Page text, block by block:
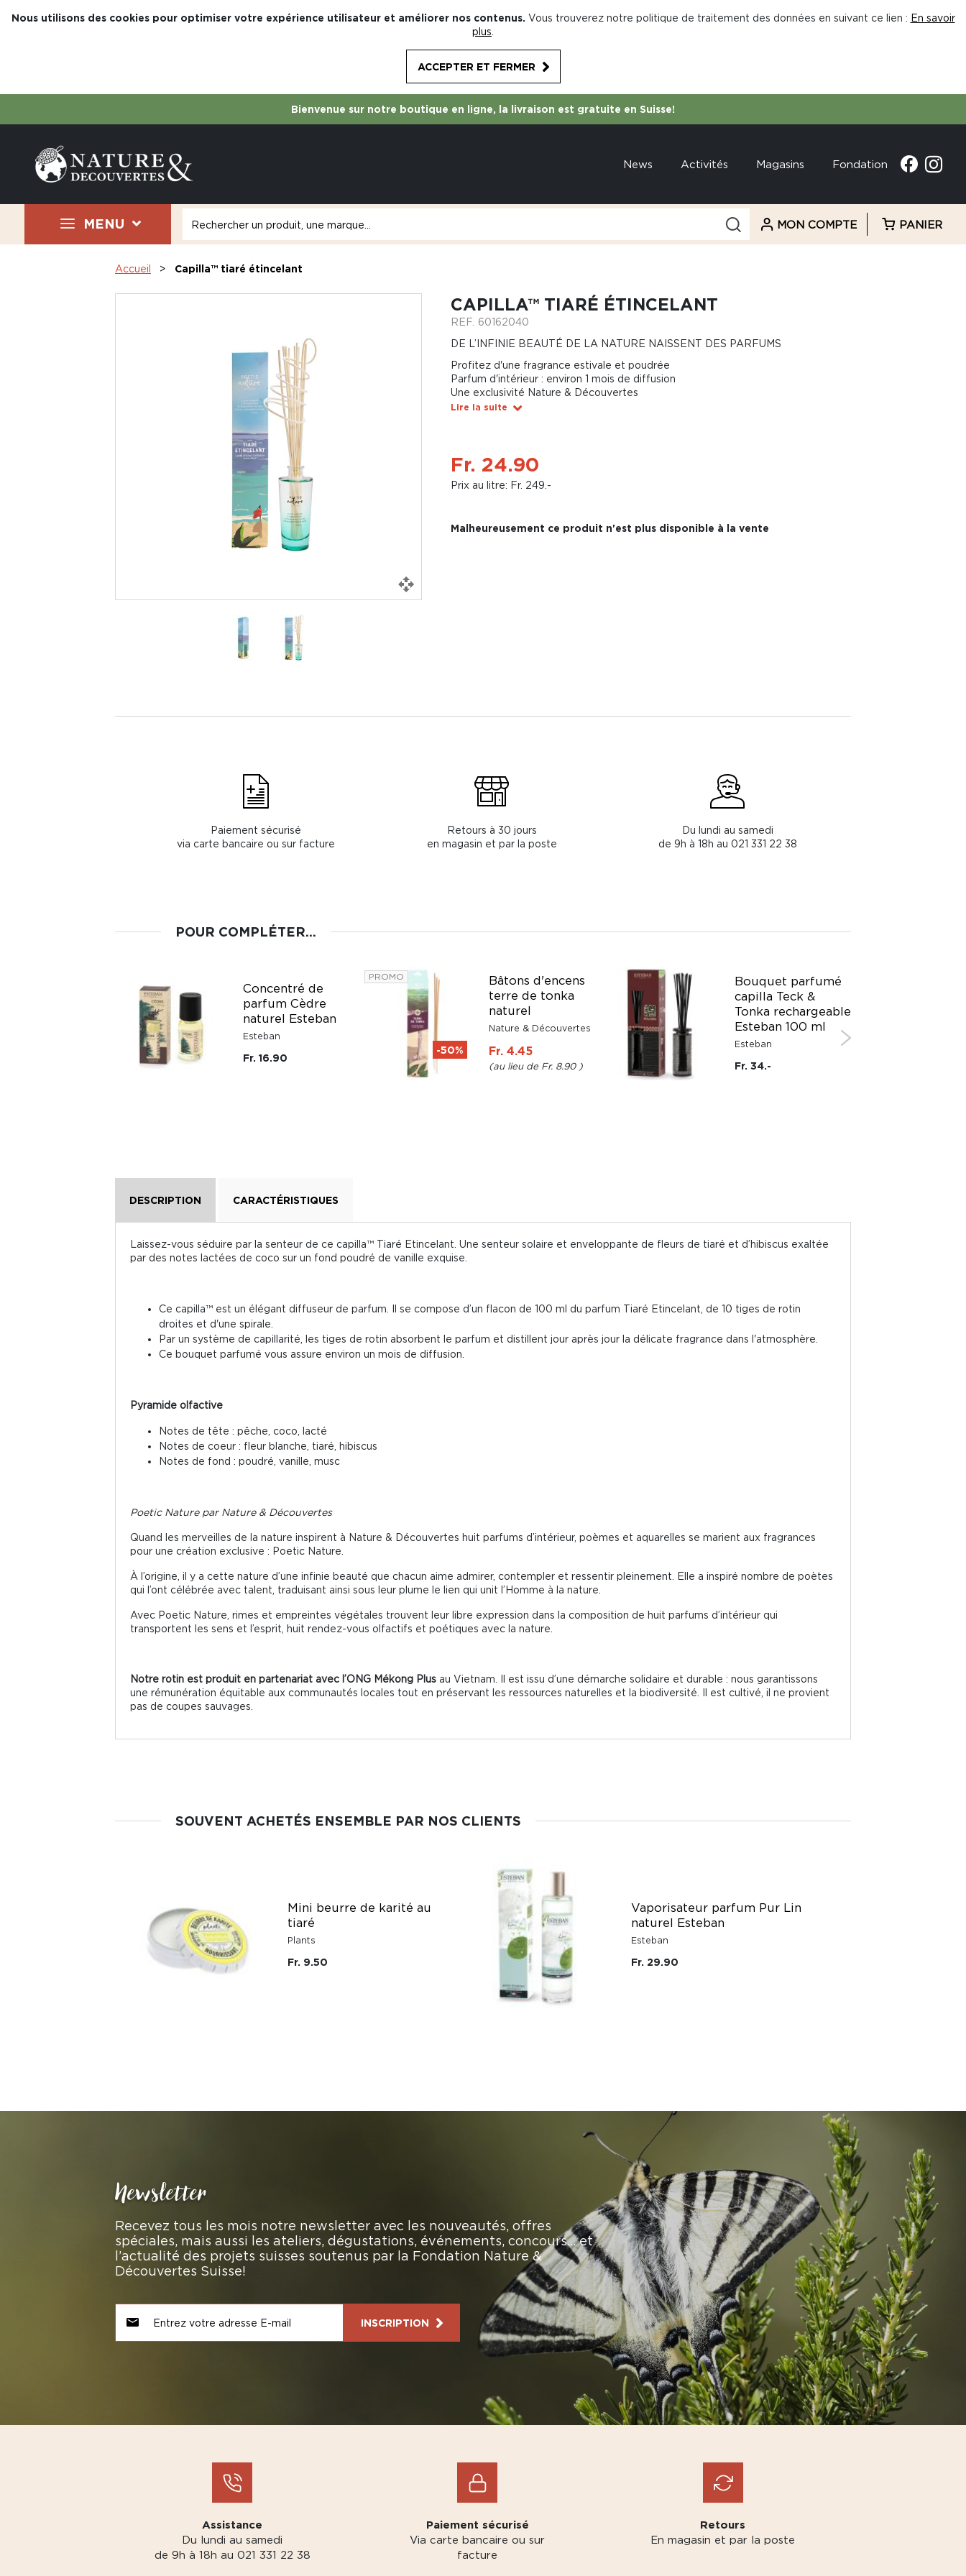
Nous utilisons des cookies pour optimiser votre expérience utilisateur et améliorer nos contenus. Vous trouverez notre politique de traitement des données en suivant ce lien : En savoir
plus
ACCEPTER ET FERMER
Bienvenue sur notre boutique en ligne, la livraison est gratuite en Suisse!
News Activités Magasins Fondation
MENU MON COMPTE PANIER
Accueil Capilla™ tiaré étincelant
CAPILLA™ TIARÉ ÉTINCELANT
REF. 60162040
DE L’INFINIE BEAUTÉ DE LA NATURE NAISSENT DES PARFUMS
Profitez d'une fragrance estivale et poudrée
Parfum d'intérieur : environ 1 mois de diffusion
Une exclusivité Nature & Découvertes
Lire la suite
Fr. 24.90
Prix au litre: Fr. 249.-
Malheureusement ce produit n'est plus disponible à la vente
Paiement sécurisé
via carte bancaire ou sur facture
Retours à 30 jours
en magasin et par la poste
Du lundi au samedi
de 9h à 18h au 021 331 22 38
POUR COMPLÉTER...
Concentré de
parfum Cèdre
naturel Esteban
Esteban
Fr. 16.90
PROMO
Bâtons d'encens
terre de tonka
naturel
Nature & Découvertes
Fr. 4.45
Fr. 8.90
-50%
Bouquet parfumé
capilla Teck &
Tonka rechargeable
Esteban 100 ml
Esteban
Fr. 34.-
DESCRIPTION CARACTÉRISTIQUES
Laissez-vous séduire par la senteur de ce capilla™ Tiaré Etincelant. Une senteur solaire et enveloppante de fleurs de tiaré et d’hibiscus exaltée
par des notes lactées de coco sur un fond poudré de vanille exquise.
Ce capilla™ est un élégant diffuseur de parfum. Il se compose d’un flacon de 100 ml du parfum Tiaré Etincelant, de 10 tiges de rotin
droites et d'une spirale.
Par un système de capillarité, les tiges de rotin absorbent le parfum et distillent jour après jour la délicate fragrance dans l'atmosphère.
Ce bouquet parfumé vous assure environ un mois de diffusion.
Pyramide olfactive
Notes de tête : pêche, coco, lacté
Notes de coeur : fleur blanche, tiaré, hibiscus
Notes de fond : poudré, vanille, musc
Poetic Nature par Nature & Découvertes
Quand les merveilles de la nature inspirent à Nature & Découvertes huit parfums d’intérieur, poèmes et aquarelles se marient aux fragrances
pour une création exclusive : Poetic Nature.
À l’origine, il y a cette nature d’une infinie beauté que chacun aime admirer, contempler et ressentir pleinement. Elle a inspiré nombre de poètes
qui l’ont célébrée avec talent, traduisant ainsi sous leur plume le lien qui unit l’Homme à la nature.
Avec Poetic Nature, rimes et empreintes végétales trouvent leur libre expression dans la composition de huit parfums d’intérieur qui
transportent les sens et l’esprit, huit rendez-vous olfactifs et poétiques avec la nature.
Notre rotin est produit en partenariat avec l’ONG Mékong Plus au Vietnam. Il est issu d’une démarche solidaire et durable : nous garantissons
une rémunération équitable aux communautés locales tout en préservant les ressources naturelles et la biodiversité. Il est cultivé, il ne provient
pas de coupes sauvages.
SOUVENT ACHETÉS ENSEMBLE PAR NOS CLIENTS
Mini beurre de karité au
tiaré
Plants
Fr. 9.50
Vaporisateur parfum Pur Lin
naturel Esteban
Esteban
Fr. 29.90
Newsletter
Recevez tous les mois notre newsletter avec les nouveautés, offres
spéciales, mais aussi les ateliers, dégustations, événements, concours… et
l’actualité des projets suisses soutenus par la Fondation Nature &
Découvertes Suisse!
INSCRIPTION
Assistance
Du lundi au samedi
de 9h à 18h au 021 331 22 38
Paiement sécurisé
Via carte bancaire ou sur
facture
Retours
En magasin et par la poste